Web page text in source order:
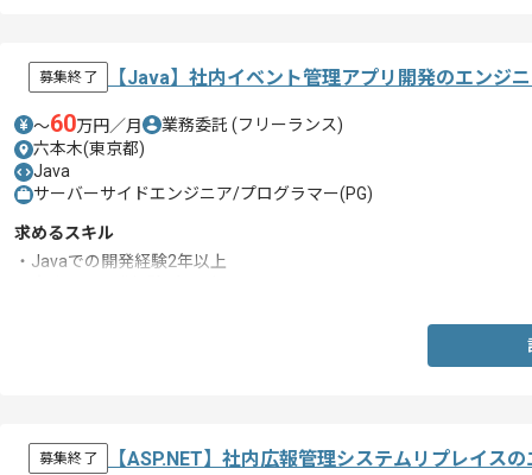
募集終了 【Java】社内イベント管理アプリ開発のエンジ
〜60万円／月 業務委託 (フリーランス)
六本木(東京都)
Java
サーバーサイドエンジニア/プログラマー(PG)
求めるスキル
・Javaでの開発経験2年以上
募集終了 【ASP.NET】社内広報管理システムリプレイス